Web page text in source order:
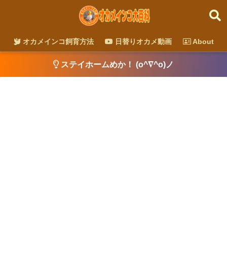
オカメインコ飼育方法 日替りオカメ動画 About
ステイホームめか！ (o^∇^o)ノ